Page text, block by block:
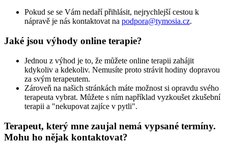
Pokud se se Vám nedaří přihlásit, nejrychlejší cestou k
nápravě je nás kontaktovat na podpora@tymosia.cz.
Jaké jsou výhody online terapie?
Jednou z výhod je to, že můžete online terapii zahájit
kdykoliv a kdekoliv. Nemusíte proto strávit hodiny dopravou
za svým terapeutem.
Zároveň na našich stránkách máte možnost si opravdu svého
terapeuta vybrat. Můžete s ním například vyzkoušet zkušební
terapii a "nekupovat zajíce v pytli".
Terapeut, který mne zaujal nemá vypsané termíny.
Mohu ho nějak kontaktovat?